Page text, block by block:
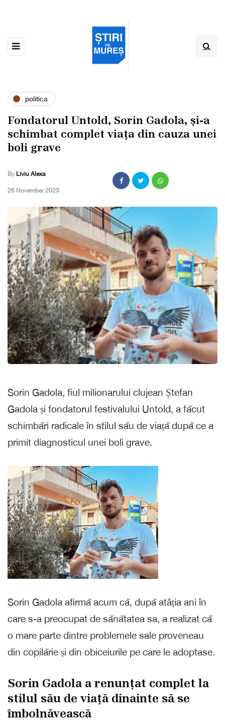
politica
Fondatorul Untold, Sorin Gadola, și-a
schimbat complet viața din cauza unei
boli grave
By Liviu Alexa
,26 November 2023
Sorin Gadola, fiul milionarului clujean Ștefan
Gadola și fondatorul festivalului Untold, a făcut
schimbări radicale în stilul său de viață după ce a
primit diagnosticul unei boli grave.
Sorin Gadola afirmă acum că, după atâția ani în
care s-a preocupat de sănătatea sa, a realizat că
o mare parte dintre problemele sale proveneau
din copilărie și din obiceiurile pe care le adoptase.
Sorin Gadola a renunțat complet la
stilul său de viață dinainte să se
îmbolnăvească